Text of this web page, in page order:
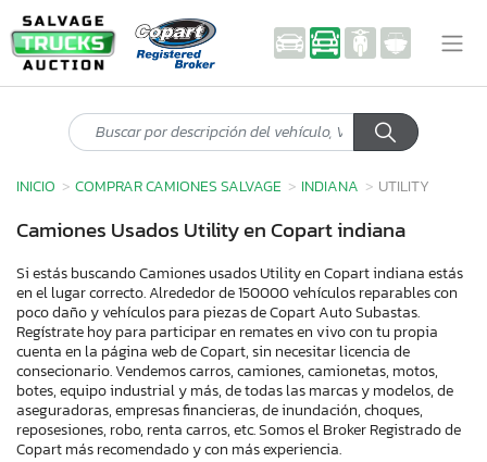
INICIO COMPRAR CAMIONES SALVAGE INDIANA UTILITY
Camiones Usados Utility en Copart indiana
Si estás buscando Camiones usados Utility en Copart indiana estás
en el lugar correcto. Alrededor de 150000 vehículos reparables con
poco daño y vehículos para piezas de Copart Auto Subastas.
Regístrate hoy para participar en remates en vivo con tu propia
cuenta en la página web de Copart, sin necesitar licencia de
consecionario. Vendemos carros, camiones, camionetas, motos,
botes, equipo industrial y más, de todas las marcas y modelos, de
aseguradoras, empresas financieras, de inundación, choques,
reposesiones, robo, renta carros, etc. Somos el Broker Registrado de
Copart más recomendado y con más experiencia.